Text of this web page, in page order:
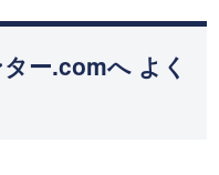
ー.comへ よく